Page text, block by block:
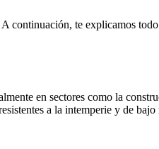
continuación, te explicamos
en sectores como la
a la intemperie y de